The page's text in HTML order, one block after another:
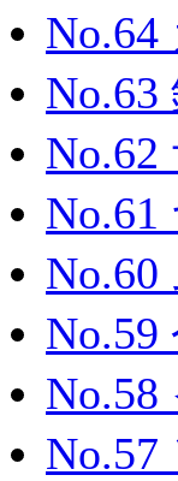
No.64
No.63
No.62
No.57